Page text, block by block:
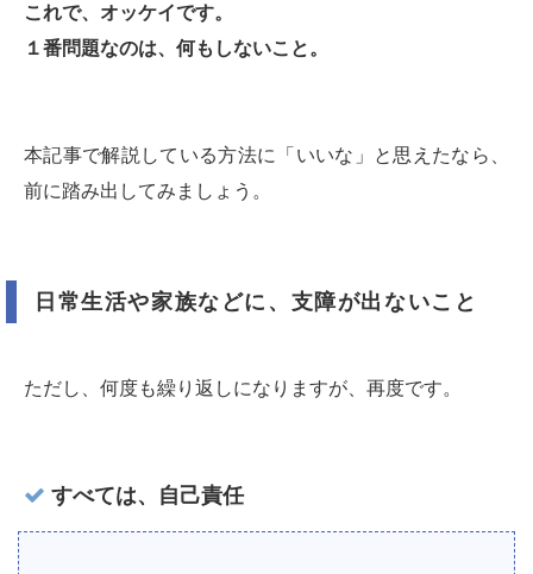
これで、オッケイです。
１番問題なのは、何もしないこと。
本記事で解説している方法に「いいな」と思えたなら、
前に踏み出してみましょう。
日常生活や家族などに、支障が出ないこと
ただし、何度も繰り返しになりますが、再度です。
すべては、自己責任